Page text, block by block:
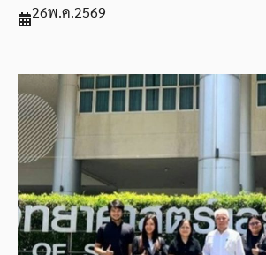
26พ.ค.2569